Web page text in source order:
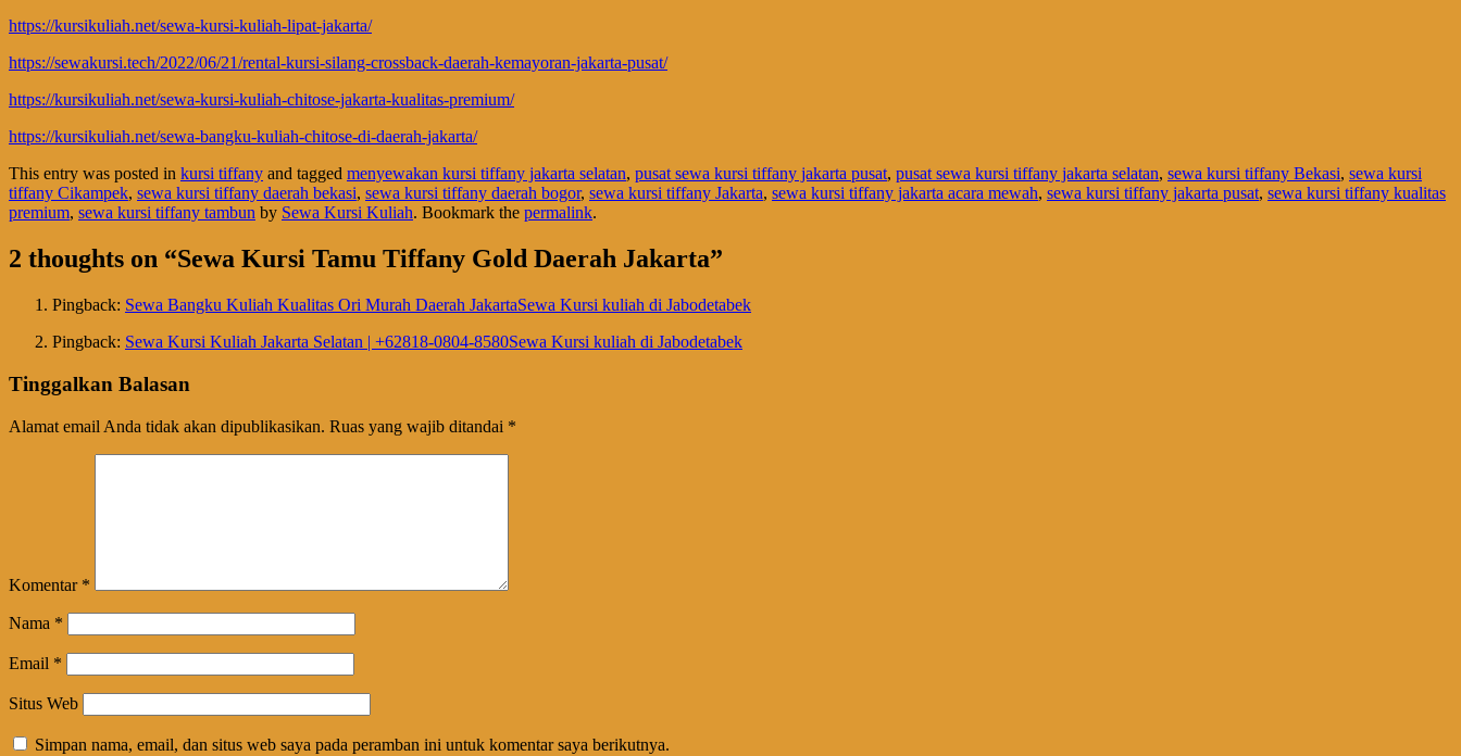
https://kursikuliah.net/sewa-kursi-kuliah-lipat-jakarta/
https://sewakursi.tech/2022/06/21/rental-kursi-silang-crossback-daerah-kemayoran-jakarta-pusat/
https://kursikuliah.net/sewa-kursi-kuliah-chitose-jakarta-kualitas-premium/
https://kursikuliah.net/sewa-bangku-kuliah-chitose-di-daerah-jakarta/
This entry was posted in kursi tiffany and tagged menyewakan kursi tiffany jakarta selatan, pusat sewa kursi tiffany jakarta pusat, pusat sewa kursi tiffany jakarta selatan, sewa kursi tiffany Bekasi, sewa kursi
tiffany Cikampek, sewa kursi tiffany daerah bekasi, sewa kursi tiffany daerah bogor, sewa kursi tiffany Jakarta, sewa kursi tiffany jakarta acara mewah, sewa kursi tiffany jakarta pusat, sewa kursi tiffany kualitas
premium, sewa kursi tiffany tambun by Sewa Kursi Kuliah. Bookmark the permalink.
2 thoughts on “Sewa Kursi Tamu Tiffany Gold Daerah Jakarta”
Pingback: Sewa Bangku Kuliah Kualitas Ori Murah Daerah JakartaSewa Kursi kuliah di Jabodetabek
Pingback: Sewa Kursi Kuliah Jakarta Selatan | +62818-0804-8580Sewa Kursi kuliah di Jabodetabek
Tinggalkan Balasan
Alamat email Anda tidak akan dipublikasikan. Ruas yang wajib ditandai *
Komentar *
Nama *
Email *
Situs Web
Simpan nama, email, dan situs web saya pada peramban ini untuk komentar saya berikutnya.